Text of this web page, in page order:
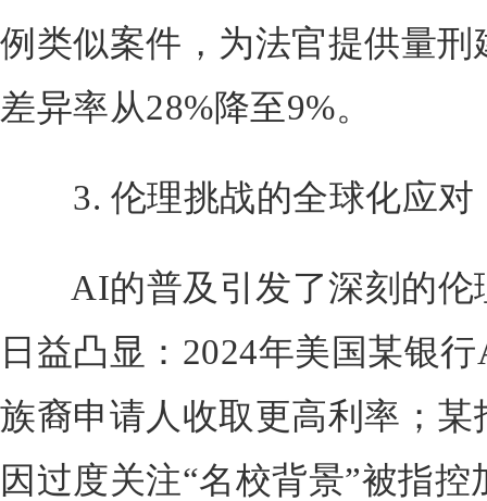
例类似案件，为法官提供量
差异率从28%降至9%。
3. 伦理挑战的全球化应对
AI的普及引发了深刻的伦
日益凸显：2024年美国某银
族裔申请人收取更高利率；
因过度关注“名校背景”被指